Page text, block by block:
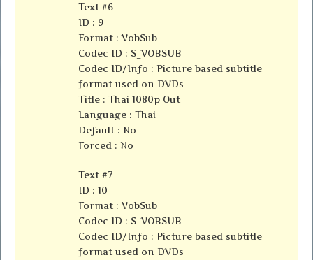
Text #6
ID : 9
Format : VobSub
Codec ID : S_VOBSUB
Codec ID/Info : Picture based subtitle
format used on DVDs
Title : Thai 1080p Out
Language : Thai
Default : No
Forced : No
Text #7
ID : 10
Format : VobSub
Codec ID : S_VOBSUB
Codec ID/Info : Picture based subtitle
format used on DVDs